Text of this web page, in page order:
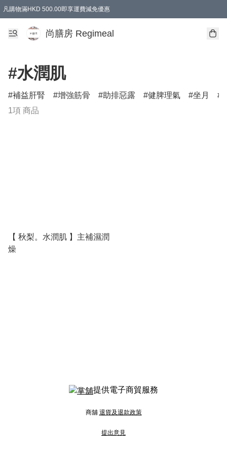
凡購物滿HKD 500.00即享運費減免優惠
尚膳房 Regimeal
#水潤肌
補益肝腎 增強筋骨 助排惡露 健脾理氣 坐月
1項 商品
【 秋梨。水潤肌 】主補濕潤
燥
提供電子商貿服務
商舖 退貨及退款政策
提出意見